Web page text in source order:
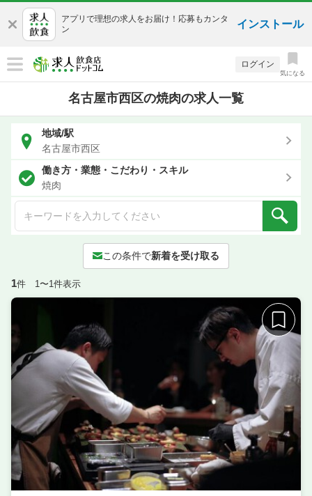
アプリで理想の求人をお届け！応募もカンタ
ン
インストール
ログイン
気になる
名古屋市西区の焼肉の求人一覧
地域/駅
名古屋市西区
働き方・業態・こだわり・スキル
焼肉
この条件で新着を受け取る
1件 1〜1件表示